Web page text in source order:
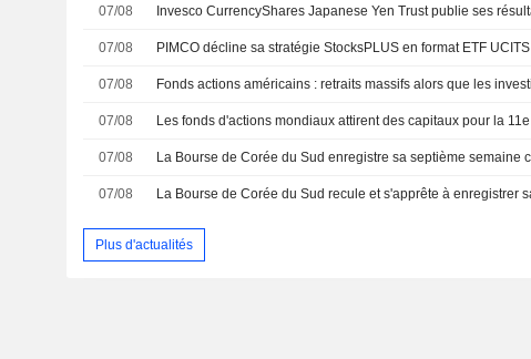
07/08
07/08 PIMCO décline sa stratégie StocksPLUS en format ETF UCITS
07/08
07/08
07/08
07/08
Plus d'actualités